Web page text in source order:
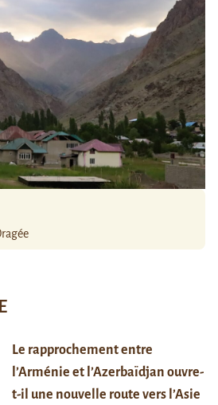
Le rapprochement entre
l’Arménie et l’Azerbaïdjan ouvre-
t-il une nouvelle route vers l’Asie